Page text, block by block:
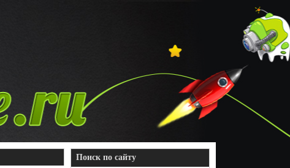
Поиск по сайту